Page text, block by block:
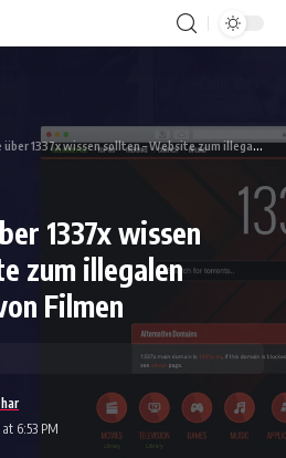
wissen sollten – Website zum illegalen Herunterladen von Filmen
1337x wissen
zum illegalen
Filmen
6:53 PM